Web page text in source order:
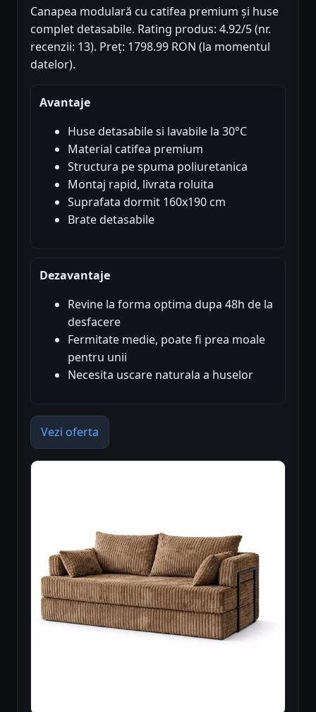
Canapea modulară cu catifea premium și huse
complet detasabile. Rating produs: 4.92/5 (nr.
recenzii: 13). Preț: 1798.99 RON (la momentul
datelor).
Avantaje
Huse detasabile si lavabile la 30°C
Material catifea premium
Structura pe spuma poliuretanica
Montaj rapid, livrata roluita
Suprafata dormit 160x190 cm
Brate detasabile
Dezavantaje
Revine la forma optima dupa 48h de la
desfacere
Fermitate medie, poate fi prea moale
pentru unii
Necesita uscare naturala a huselor
Vezi oferta